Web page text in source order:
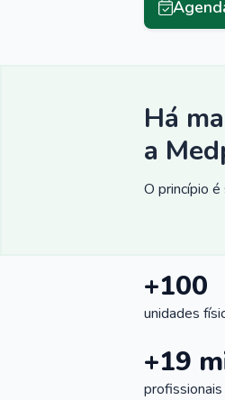
Há
a
O princípio
+100
unidades
+19